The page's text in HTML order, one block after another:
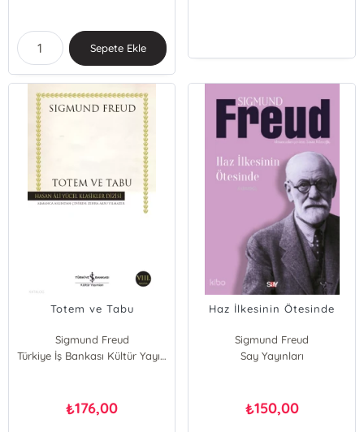
Sepete Ekle
Totem ve Tabu
Sigmund Freud
Türkiye İş Bankası Kültür Yayınları
₺176,00
Haz İlkesinin Ötesinde
Sigmund Freud
Say Yayınları
₺150,00